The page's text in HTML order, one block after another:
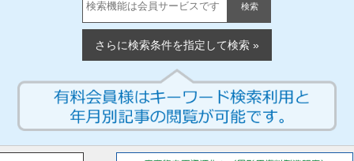
検索
さらに検索条件を指定して検索 »